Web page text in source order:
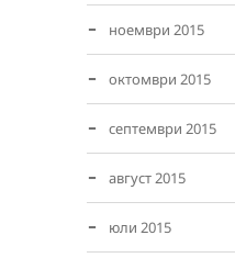
ноември 2015
октомври 2015
септември 2015
август 2015
юли 2015